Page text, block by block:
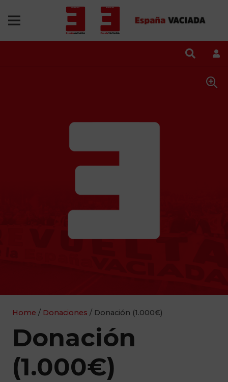
Home / Donaciones / Donación (1.000€)
Donación
(1.000€)